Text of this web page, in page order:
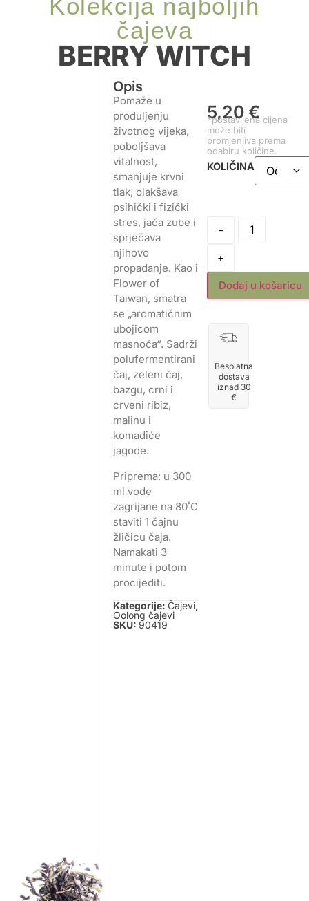
Kolekcija najboljih
čajeva
BERRY WITCH
Opis
Pomaže u
produljenju
životnog vijeka,
poboljšava
vitalnost,
smanjuje krvni
tlak, olakšava
psihički i fizički
stres, jača zube i
sprječava
njihovo
propadanje. Kao i
Flower of
Taiwan, smatra
se „aromatičnim
ubojicom
masnoća“. Sadrži
polufermentirani
čaj, zeleni čaj,
bazgu, crni i
crveni ribiz,
malinu i
komadiće
jagode.
Priprema: u 300
ml vode
zagrijane na 80˚C
staviti 1 čajnu
žličicu čaja.
Namakati 3
minute i potom
procijediti.
Kategorije: Čajevi,
Oolong čajevi
SKU: 90419
5,20€
*postavljena cijena
može biti
promjenjiva prema
odabiru količine.
KOLIČINA
-
+
Dodaj u košaricu
Besplatna
dostava
iznad 30
€